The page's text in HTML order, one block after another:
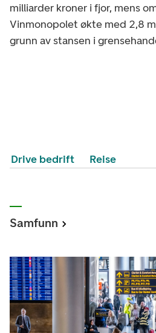
milliarder kroner i fjor, mens
Vinmonopolet økte med 2,8
grunn av stansen i
Drive bedrift Reise
Samfunn